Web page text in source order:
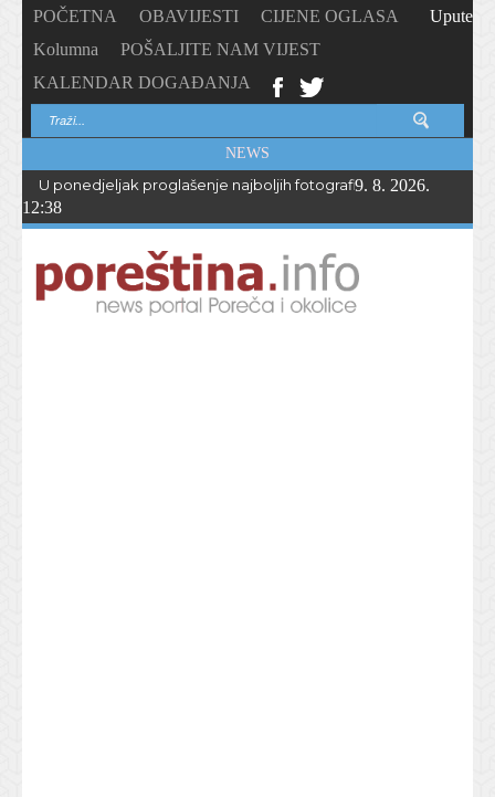
POČETNA OBAVIJESTI
CIJENE OGLASA
Kolumna
POŠALJITE NAM VIJEST
KALENDAR DOGAĐANJA
Upute
NEWS
U ponedjeljak proglašenje najboljih fotografija – PhotoCity2026
9. 8. 2026.
12:38